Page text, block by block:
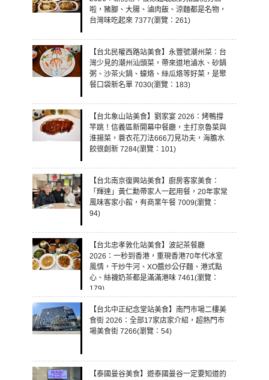
啦，豬腳、大腸、滷肉飯、涼麵都是名物，
台灣味吃起來 7377(瀏覽：261)
【台北民權西路站美食】永豐號潮州菜：台
灣少見的潮州汕頭菜，帶來道地滷水、砂鍋
粥、沙茶火鍋、蠔烙、絲瓜烙等好菜，是聚
餐口袋新名單 7030(瀏覽：183)
【台北象山站美食】劉家宴 2026：烤鴨撐
竿跳！信義區新開幕中餐廳，主打京魯菜與
淮揚菜，蓑衣花刀法666刀見功夫，海膽水
餃很創新 7284(瀏覽：101)
【台北南京復興站美食】廚房客家美食：
「輝達」黃仁勳帶家人一起用餐，20年家常
風味客家小館，有商業午餐 7009(瀏覽：
94)
【台北忠孝敦化站美食】波記茶餐廳
2026：一秒到香港，重現香港70年代冰室
風情，干炒牛河、XO醬炒公仔麵、港式點
心、絲襪奶茶都是滿滿港味 7461(瀏覽：
179)
【台北中正紀念堂站美食】南門市場二樓美
食街 2026：全部17家店家介紹，超熱門市
場美食街 7266(瀏覽：54)
【泰國曼谷美食】遊泰國曼谷一定要知道的